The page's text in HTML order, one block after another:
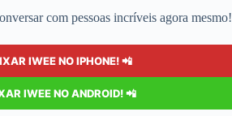
com pessoas incríveis agora mesmo!
IWEE NO IPHONE! 📲
IWEE NO ANDROID! 📲